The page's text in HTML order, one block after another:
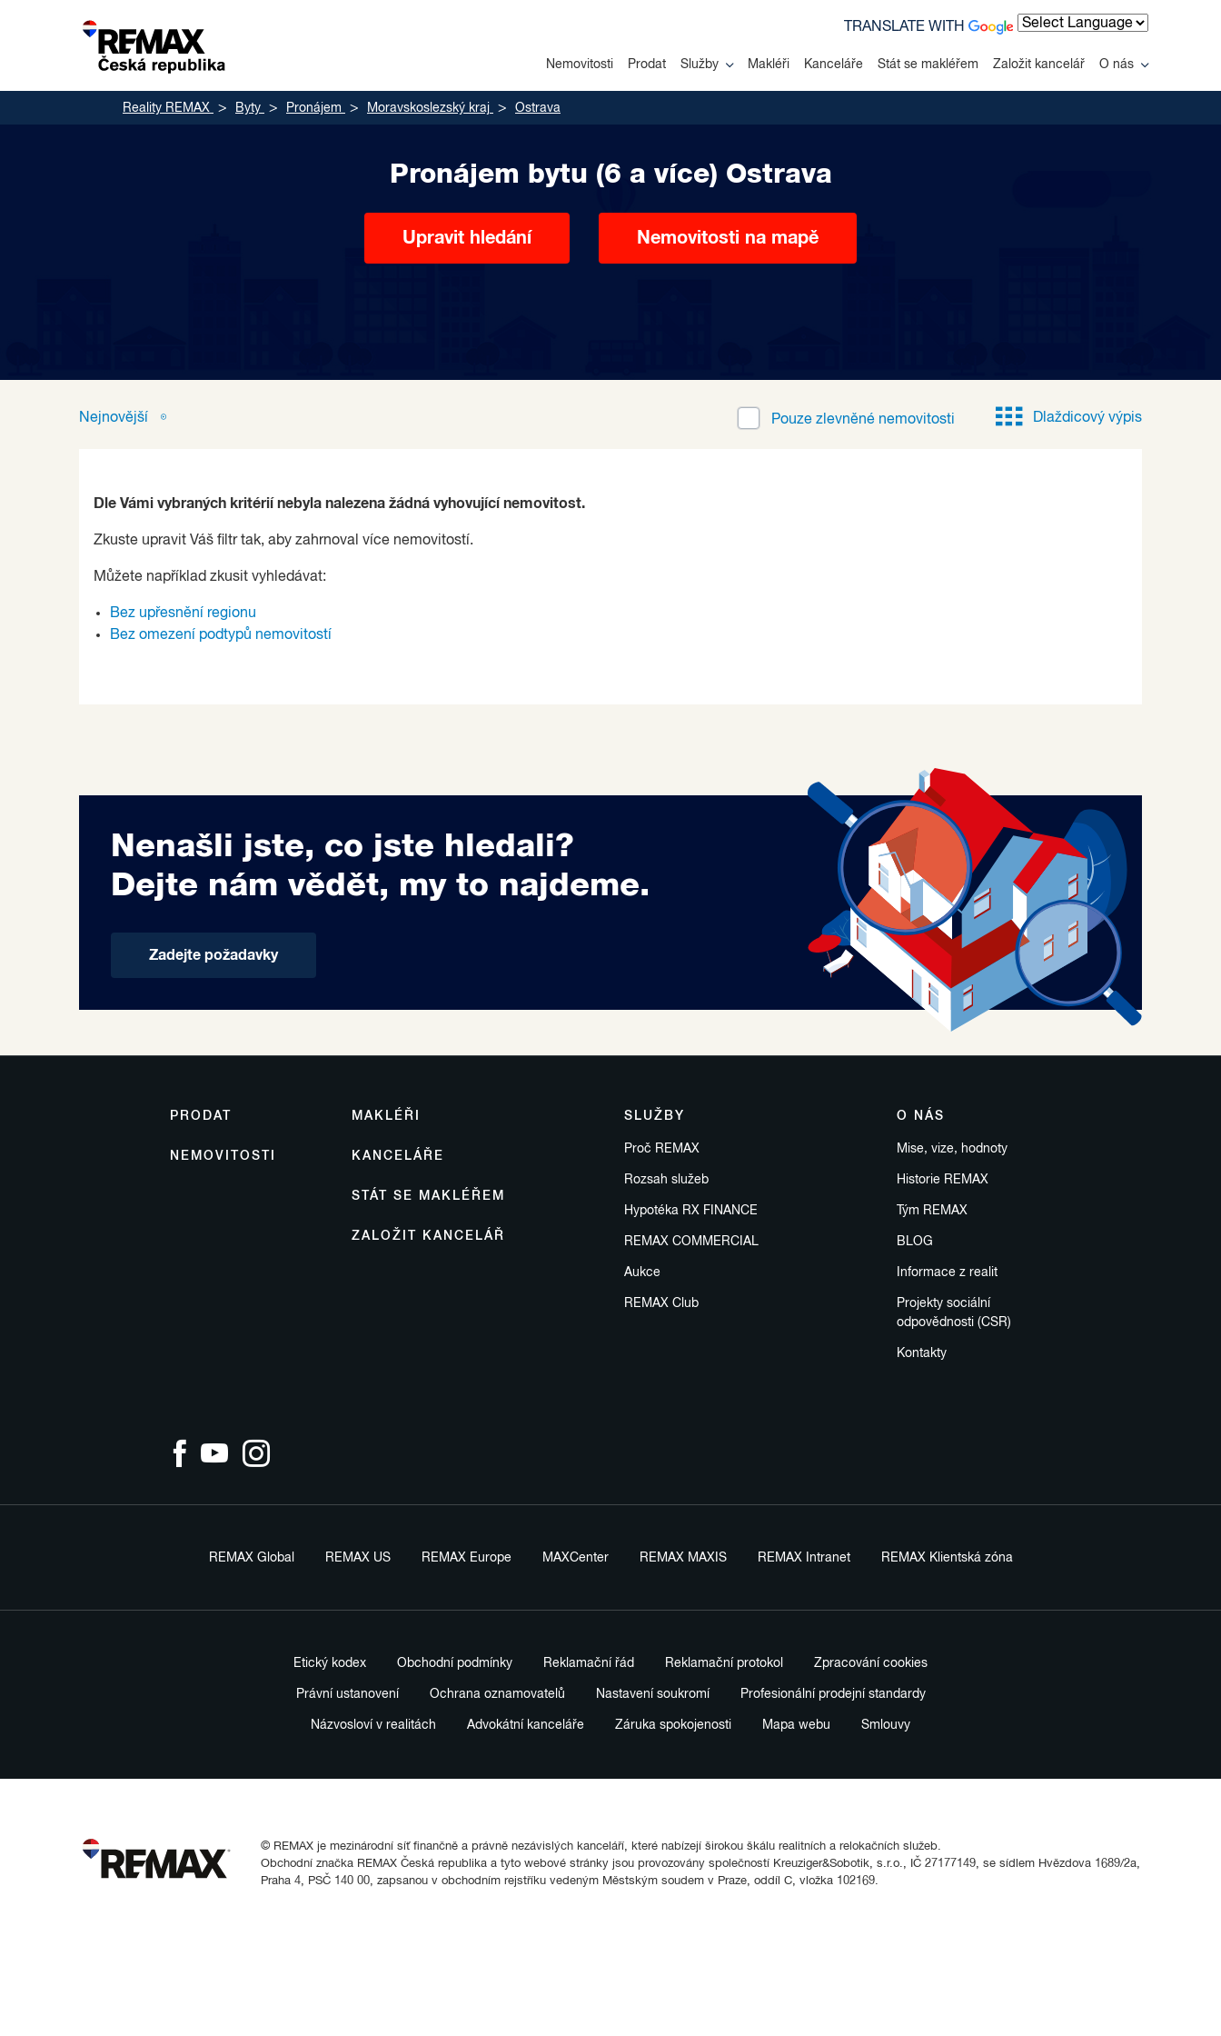
Nemovitosti Prodat Služby Makléři Kanceláře Stát se makléřem Založit kancelář O nás
TRANSLATE WITH
Reality REMAX Byty Pronájem Moravskoslezský kraj Ostrava
Pronájem bytu (6 a více) Ostrava
Upravit hledání Nemovitosti na mapě
Nejnovější Pouze zlevněné nemovitosti Dlaždicový výpis
Dle Vámi vybraných kritérií nebyla nalezena žádná vyhovující nemovitost.
Zkuste upravit Váš filtr tak, aby zahrnoval více nemovitostí.
Můžete například zkusit vyhledávat:
Bez upřesnění regionu
Bez omezení podtypů nemovitostí
Nenašli jste, co jste hledali?
Dejte nám vědět, my to najdeme.
Zadejte požadavky
PRODAT
NEMOVITOSTI
SLUŽBY
Proč REMAX
Rozsah služeb
Hypotéka RX FINANCE
REMAX COMMERCIAL
Aukce
REMAX Club
MAKLÉŘI
KANCELÁŘE
STÁT SE MAKLÉŘEM
ZALOŽIT KANCELÁŘ
O NÁS
Mise, vize, hodnoty
Historie REMAX
Tým REMAX
BLOG
Informace z realit
Projekty sociální
odpovědnosti (CSR)
Kontakty
REMAX Global REMAX US REMAX Europe MAXCenter REMAX MAXIS REMAX Intranet REMAX Klientská zóna
Etický kodex Obchodní podmínky Reklamační řád Reklamační protokol Zpracování cookies
Právní ustanovení Ochrana oznamovatelů Nastavení soukromí Profesionální prodejní standardy
Názvosloví v realitách Advokátní kanceláře Záruka spokojenosti Mapa webu Smlouvy
© REMAX je mezinárodní síť finančně a právně nezávislých kanceláří, které nabízejí širokou škálu realitních a relokačních služeb.
Obchodní značka REMAX Česká republika a tyto webové stránky jsou provozovány společností Kreuziger&Sobotik, s.r.o., IČ 27177149, se sídlem Hvězdova 1689/2a,
Praha 4, PSČ 140 00, zapsanou v obchodním rejstříku vedeným Městským soudem v Praze, oddíl C, vložka 102169.